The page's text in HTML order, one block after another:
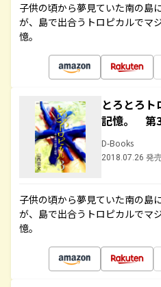
子供の頃から夢見ていた南の島
が、島で出合うトロピカルでマ
憶。
とろとろ
記憶。 第
D-Books
2018.07.26 発
子供の頃から夢見ていた南の島
が、島で出合うトロピカルでマ
憶。